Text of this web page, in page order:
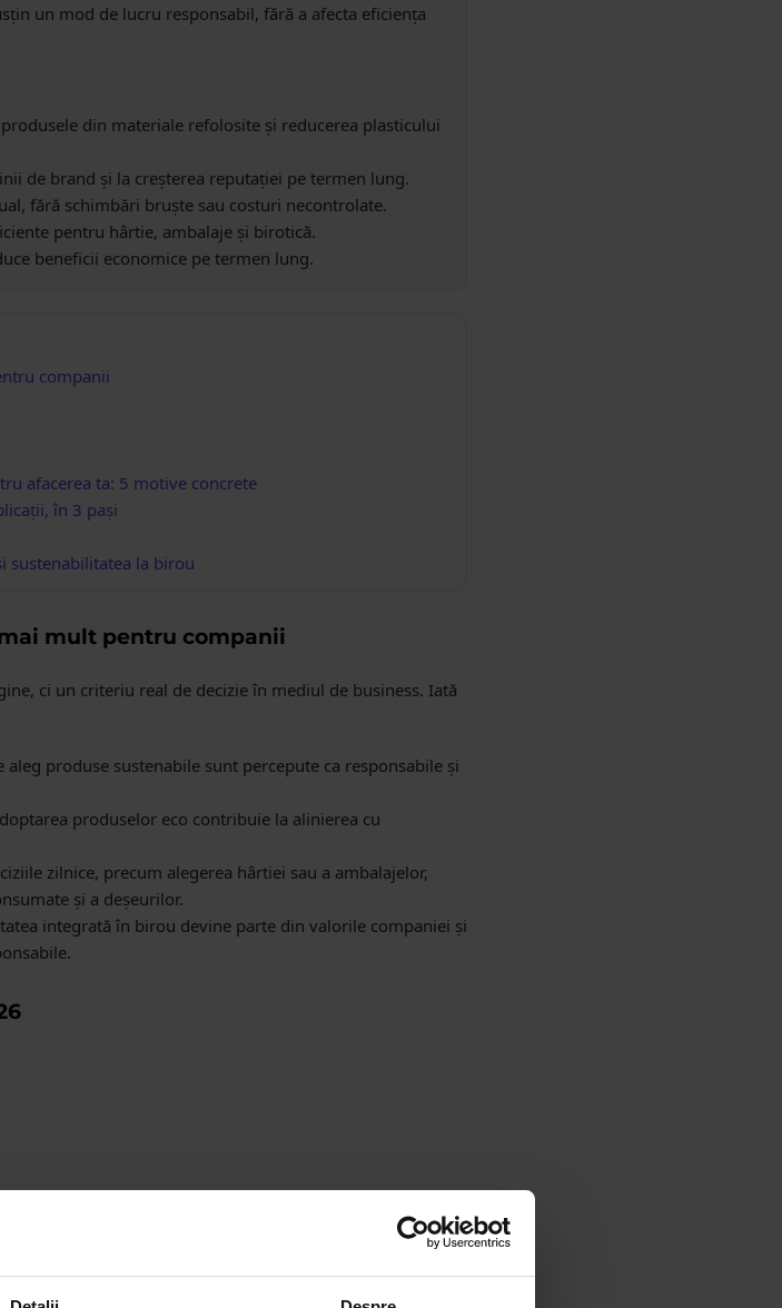
un mod de lucru responsabil, fără a afecta eficiența
din materiale refolosite și reducerea plasticului
de brand și la creșterea reputației pe termen lung.
fără schimbări bruște sau costuri necontrolate.
pentru hârtie, ambalaje și birotică.
beneficii economice pe termen lung.
companii
afacerea ta: 5 motive concrete
în 3 pași
sustenabilitatea la birou
mult pentru companii
ci un criteriu real de decizie în mediul de business. Iată
aleg produse sustenabile sunt percepute ca responsabile și
produselor eco contribuie la alinierea cu
zilnice, precum alegerea hârtiei sau a ambalajelor,
și a deșeurilor.
integrată în birou devine parte din valorile companiei și